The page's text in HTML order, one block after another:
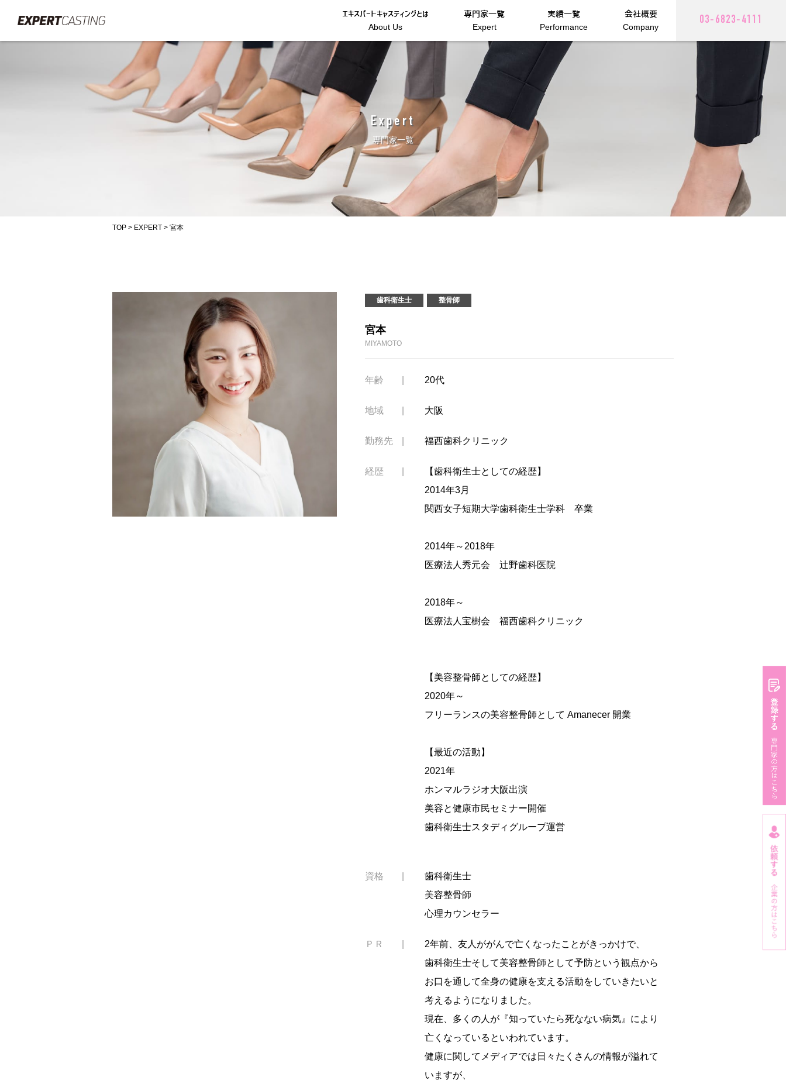
エキスパートキャスティングとは
About Us
専門家一覧
Expert
実績一覧
Performance
会社概要
Company
03‑6823‑4111
Expert
専門家一覧
TOP > EXPERT > 宮本
歯科衛生士 整骨師
宮本
MIYAMOTO
年齢 20代
地域 大阪
勤務先 福西歯科クリニック
経歴
【歯科衛生士としての経歴】
2014年3月
関西女子短期大学歯科衛生士学科 卒業
2014年～2018年
医療法人秀元会 辻野歯科医院
2018年～
医療法人宝樹会 福西歯科クリニック
【美容整骨師としての経歴】
2020年～
フリーランスの美容整骨師として Amanecer 開業
【最近の活動】
2021年
ホンマルラジオ大阪出演
美容と健康市民セミナー開催
歯科衛生士スタディグループ運営
資格
歯科衛生士
美容整骨師
心理カウンセラー
ＰＲ
2年前、友人ががんで亡くなったことがきっかけで、
歯科衛生士そして美容整骨師として予防という観点から
お口を通して全身の健康を支える活動をしていきたいと
考えるようになりました。
現在、多くの人が『知っていたら死なない病気』により
亡くなっているといわれています。
健康に関してメディアでは日々たくさんの情報が溢れて
いますが、